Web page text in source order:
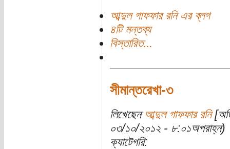
আব্দুল গাফফার রনি এর ব্লগ
৪টি মন্তব্য
বিস্তারিত...
সীমান্তরেখা-৩
লিখেছেন আব্দুল গাফফার রনি
০৩/১০/২০১২ - ৮:০১অপরাহ্ন)
ক্যাটেগরি: